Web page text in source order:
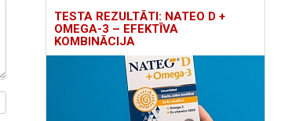
TESTA REZULTĀTI: NATEO D +
OMEGA-3 – EFEKTĪVA
KOMBINĀCIJA